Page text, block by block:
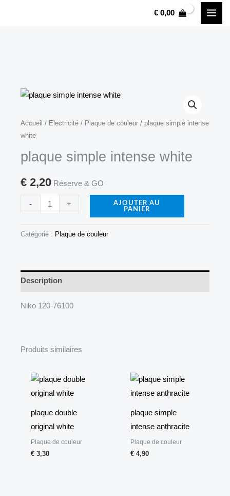
€0,00
Accueil / Electricité / Plaque de couleur / plaque simple intense
white
plaque simple intense white
€ 2,20 Réserve & GO
-
quantité
de
plaque
simple
intense
+
AJOUTER AU
PANIER
Catégorie : Plaque de couleur
Description
Niko 120-76100
Produits similaires
plaque double
original white
Plaque de couleur
€ 3,30
plaque simple
intense anthracite
Plaque de couleur
€ 4,90